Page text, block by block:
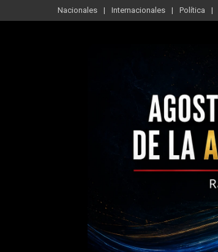
Nacionales Internacionales Política